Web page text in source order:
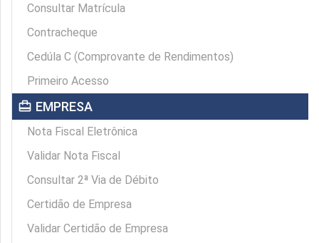
Consultar Matrícula
Contracheque
Cedúla C (Comprovante de Rendimentos)
Primeiro Acesso
card_travel EMPRESA
Nota Fiscal Eletrônica
Validar Nota Fiscal
Consultar 2ª Via de Débito
Certidão de Empresa
Validar Certidão de Empresa